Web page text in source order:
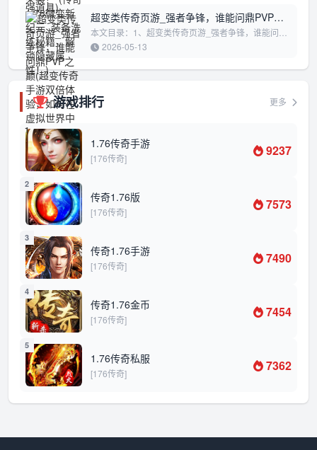
超变类传奇页游_强者争锋，谁能问鼎PVP之
巅(超变传奇手游双倍体验，如何在虚拟世界
中迅速崛起”)
本文目录：1、超变类传奇页游_强者争锋，谁能问鼎
PVP之巅2、超变传奇手游双倍体验，如何在虚拟世界
中迅速崛起”超变类传奇页游_强者争锋...
2026-05-13
游戏排行 更多
1
1.76传奇手游
[176传奇] 9237
2
传奇1.76版
[176传奇] 7573
3
传奇1.76手游
[176传奇] 7490
4
传奇1.76金币
[176传奇] 7454
5
1.76传奇私服
[176传奇] 7362